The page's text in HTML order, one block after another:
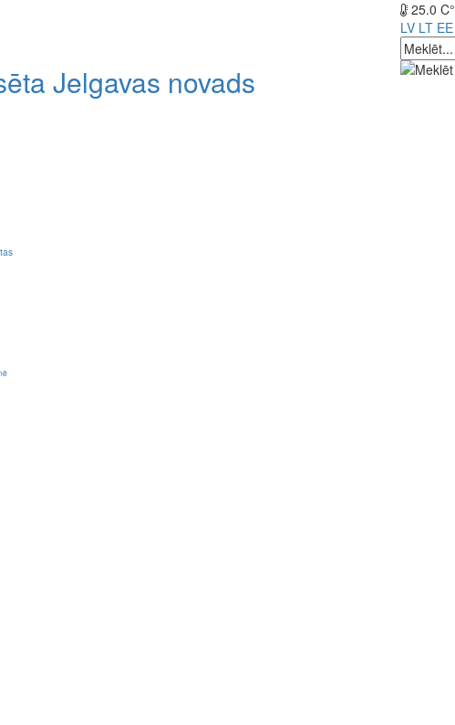
Jelgavas novads
25.0 C°
LV LT EE